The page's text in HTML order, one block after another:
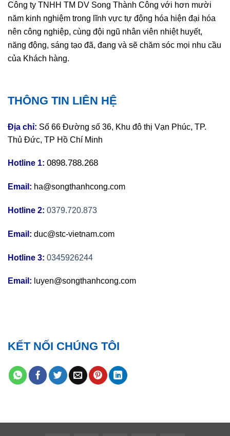
Công ty TNHH TM DV Song Thành Công với hơn mười
năm kinh nghiệm trong lĩnh vực tự động hóa hiện đại hóa
nên công nghiệp, cùng đội ngũ nhân viên nhiệt huyết,
năng động, sáng tạo đã, đang và sẽ chăm sóc mọi nhu cầu
của Khách hàng.
THÔNG TIN LIÊN HỆ
Địa chỉ: Số 66 Đường số 36, Khu đô thị Vạn Phúc, TP.
Thủ Đức, TP Hồ Chí Minh
Hotline 1: 0898.788.268
Email: ha@songthanhcong.com
Hotline 2: 0379.720.873
Email: duc@stc-vietnam.com
Hotline 3: 0345926244
Email: luyen@songthanhcong.com
KẾT NỐI CHÚNG TÔI